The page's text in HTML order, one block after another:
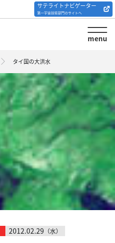
サテライトナビゲーター
第一宇宙技術部門のサイトへ
menu
解析ツール/サイトの
紹介
タイ国の大洪水
2012.02.29 （水）